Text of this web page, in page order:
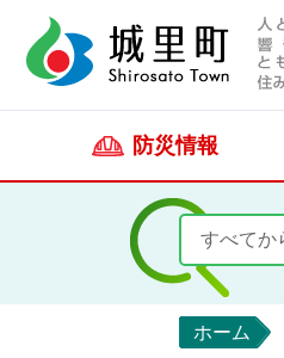
防災情報
ホーム